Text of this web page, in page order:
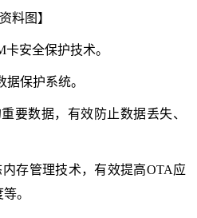
资料图】
卡安全保护技术。
据保护系统。
要数据，有效防止数据丢失、
内存管理技术，有效提高OTA应
。